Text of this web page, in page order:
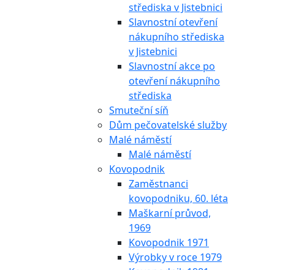
střediska v Jistebnici
Slavnostní otevření
nákupního střediska
v Jistebnici
Slavnostní akce po
otevření nákupního
střediska
Smuteční síň
Dům pečovatelské služby
Malé náměstí
Malé náměstí
Kovopodnik
Zaměstnanci
kovopodniku, 60. léta
Maškarní průvod,
1969
Kovopodnik 1971
Výrobky v roce 1979